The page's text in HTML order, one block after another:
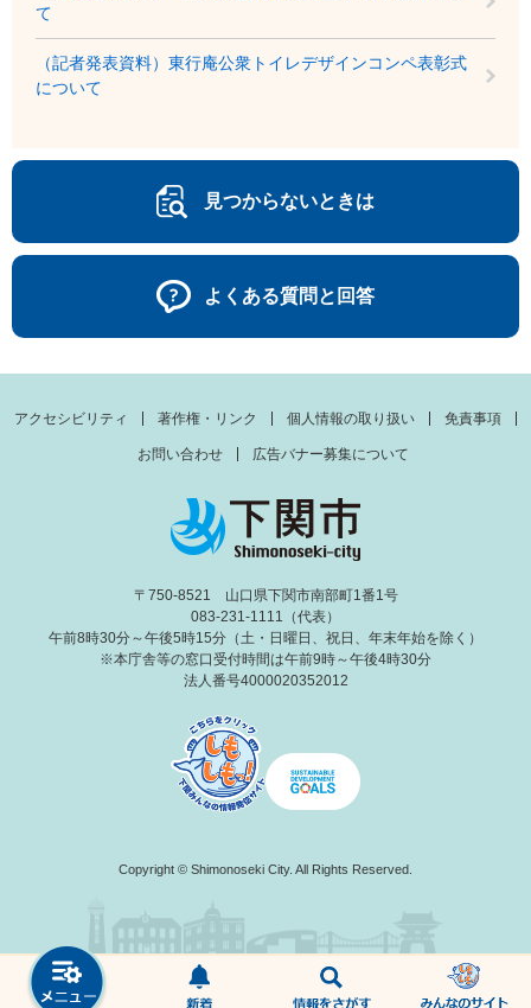
て
（記者発表資料）東行庵公衆トイレデザインコンペ表彰式
について
見つからないときは
よくある質問と回答
アクセシビリティ 著作権・リンク 個人情報の取り扱い 免責事項
お問い合わせ 広告バナー募集について
〒750-8521 山口県下関市南部町1番1号
083-231-1111（代表）
午前8時30分～午後5時15分（土・日曜日、祝日、年末年始を除く）
※本庁舎等の窓口受付時間は午前9時～午後4時30分
法人番号4000020352012
Copyright © Shimonoseki City. All Rights Reserved.